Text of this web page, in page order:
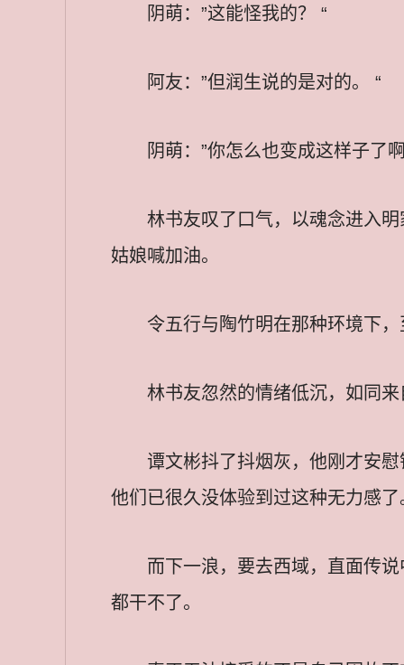
阴萌：”这能怪我的？ “
阿友：”但润生说的是对的。 “
阴萌：”你怎么也变成这样子了
林书友叹了口气，以魂念进入
姑娘喊加油。
令五行与陶竹明在那种环境下
林书友忽然的情绪低沉，如同
谭文彬抖了抖烟灰，他刚才安
他们已很久没体验到过这种无力感了
而下一浪，要去西域，直面传
都干不了。